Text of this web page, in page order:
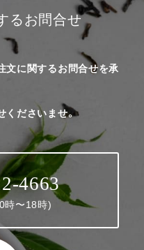
るお問合せ
文に関するお問合せを承
くださいませ。
4663
時〜18時)